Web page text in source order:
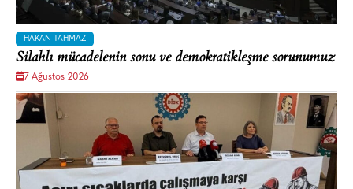
HAKAN TAHMAZ
Silahlı mücadelenin sonu ve demokratikleşme sorunumuz
7 Ağustos 2026